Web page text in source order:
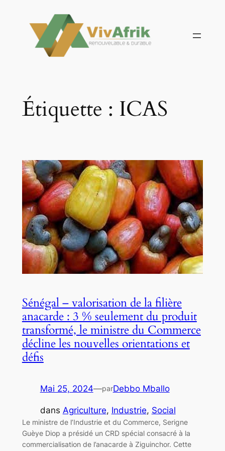
contenu
Étiquette : ICAS
Sénégal – valorisation de la filière
anacarde : 3 % seulement du produit
transformé, le ministre du Commerce
décline les nouvelles orientations et
défis
Mai 25, 2024—parDebbo Mballo
dans Agriculture, Industrie, Social
Le ministre de l’Industrie et du Commerce, Serigne
Guèye Diop a présidé un CRD spécial consacré à la
commercialisation de l’anacarde à Ziguinchor. Cette